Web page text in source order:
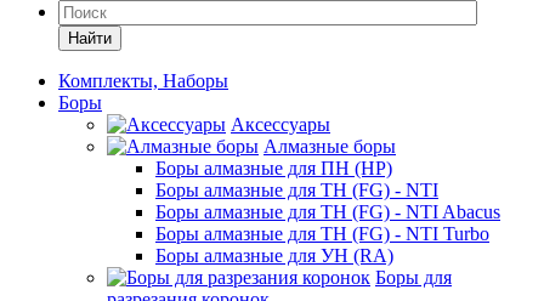
Найти
Комплекты, Наборы
Боры
Аксессуары
Алмазные боры
Боры алмазные для ПН (HP)
Боры алмазные для ТН (FG) - NTI
Боры алмазные для ТН (FG) - NTI Abacus
Боры алмазные для ТН (FG) - NTI Turbo
Боры алмазные для УН (RA)
Боры для